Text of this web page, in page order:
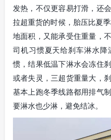
发热，不仅更容易打滑，还
拉超重货的时候，胎压比夏
地面积，又能承受住重量，
司机习惯夏天给刹车淋水降
惯，结果低温下淋水会冻住
或者失灵，三超货重量大，
基本上跑冬季线路都用排气
要淋水也少淋，避免结冰。